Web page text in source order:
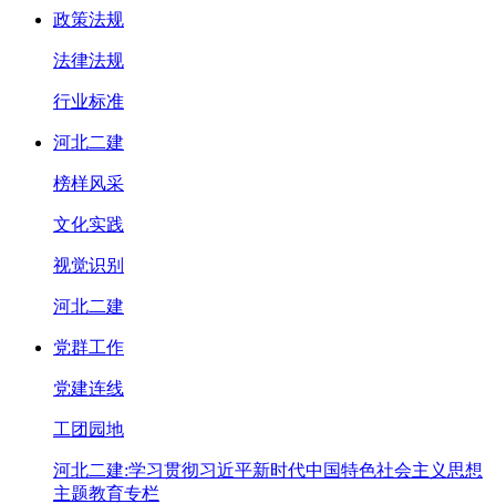
政策法规
法律法规
行业标准
河北二建
榜样风采
文化实践
视觉识别
河北二建
党群工作
党建连线
工团园地
河北二建:学习贯彻习近平新时代中国特色社会主义思想
主题教育专栏